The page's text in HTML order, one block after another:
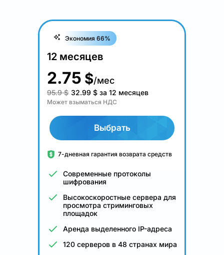
Экономия 66%
12 месяцев
2.75 $/мес
95.9 $ 32.99 $ за 12 месяцев
Может взыматься НДС
Выбрать
7-дневная гарантия возврата средств
Современные протоколы
шифрования
Высокоскоростные сервера для
просмотра стриминговых
площадок
Аренда выделенного IP-адреса
120 серверов в 48 странах мира